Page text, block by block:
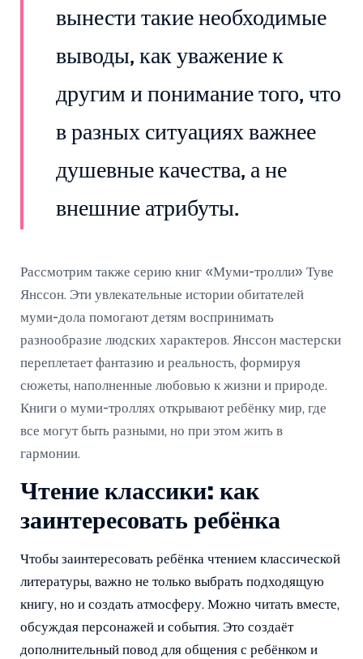
вынести такие необходимые
выводы, как уважение к
другим и понимание того, что
в разных ситуациях важнее
душевные качества, а не
внешние атрибуты.
Рассмотрим также серию книг «Муми-тролли» Туве
Янссон. Эти увлекательные истории обитателей
муми-дола помогают детям воспринимать
разнообразие людских характеров. Янссон мастерски
переплетает фантазию и реальность, формируя
сюжеты, наполненные любовью к жизни и природе.
Книги о муми-троллях открывают ребёнку мир, где
все могут быть разными, но при этом жить в
гармонии.
Чтение классики: как
заинтересовать ребёнка
Чтобы заинтересовать ребёнка чтением классической
литературы, важно не только выбрать подходящую
книгу, но и создать атмосферу. Можно читать вместе,
обсуждая персонажей и события. Это создаёт
дополнительный повод для общения с ребёнком и